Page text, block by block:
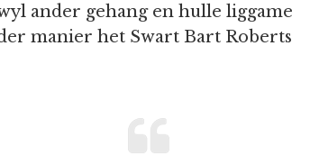
ander gehang en hulle liggame
manier het Swart Bart Roberts